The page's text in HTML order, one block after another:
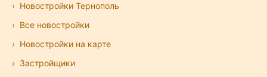
Новостройки Тернополь
Все новостройки
Новостройки на карте
Застройщики